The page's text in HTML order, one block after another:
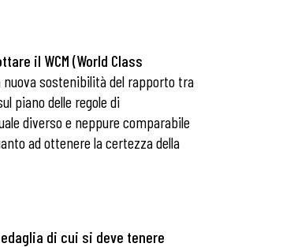
il WCM (World Class
nuova sostenibilità del rapporto tra
piano delle regole di
diverso e neppure comparabile
ad ottenere la certezza della
di cui si deve tenere